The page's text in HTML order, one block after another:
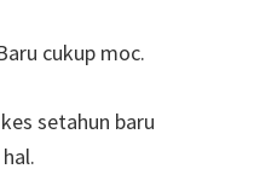
cukup moc.
setahun baru